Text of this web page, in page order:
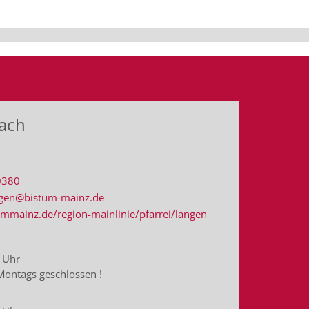
mainz.de
region-mainlinie/pfarrei/langen
geschlossen !